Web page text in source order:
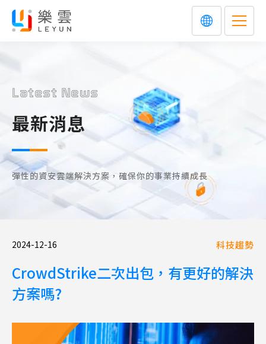
Latest News
最新消息
彈性的資安雲端解決方案，確保你的事業持續成長
2024-12-16 科技趨勢
CrowdStrike二次出包，有更好的解決
方案嗎?